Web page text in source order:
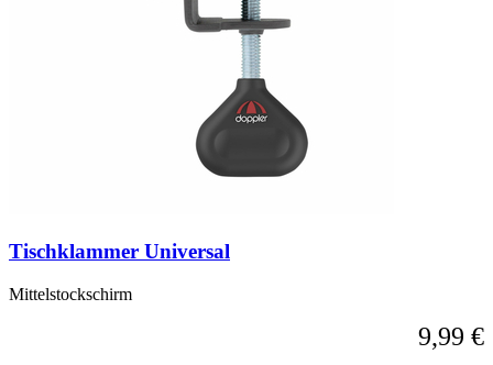
Tischklammer Universal
Mittelstockschirm
9,99 €